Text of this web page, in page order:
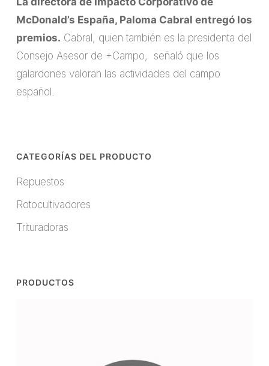
McDonald’s España, Paloma Cabral entregó los
premios. Cabral, quien también es la presidenta del
Consejo Asesor de +Campo, señaló que los
galardones valoran las actividades del campo
español.
CATEGORÍAS DEL PRODUCTO
Repuestos
Rotocultivadores
Trituradoras
PRODUCTOS